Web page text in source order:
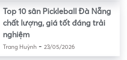
Top 10 sân Pickleball Đà Nẵng
chất lượng, giá tốt đáng trải
nghiệm
Trang Huỳnh- 23/05/2026